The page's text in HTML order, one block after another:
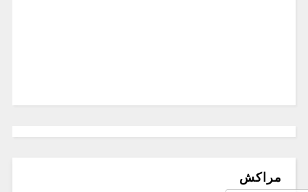
مراكش